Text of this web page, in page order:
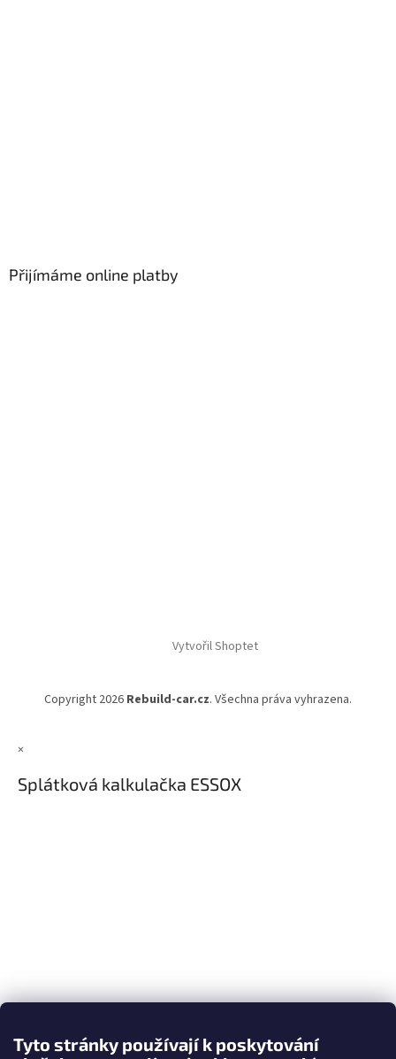
Tyto stránky používají k poskytování
Přijímáme online platby
Vytvořil Shoptet
Copyright 2026 Rebuild-car.cz. Všechna práva vyhrazena.
×
Splátková kalkulačka ESSOX